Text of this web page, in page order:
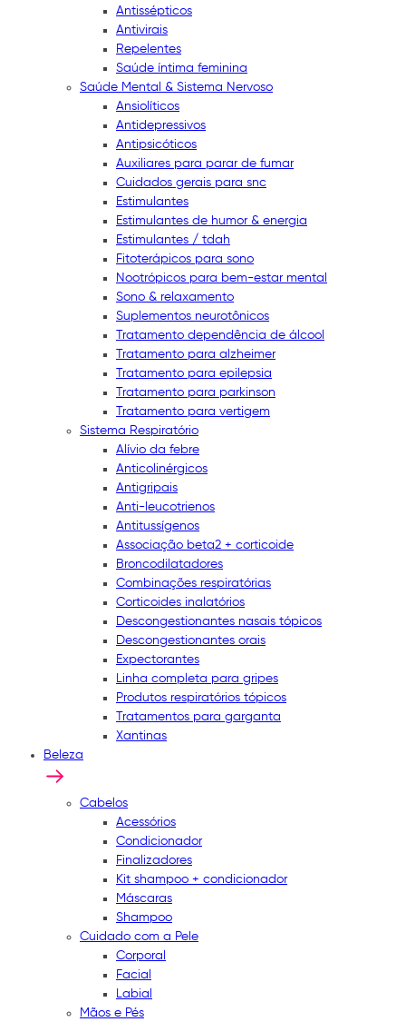
Antissépticos
Antivirais
Repelentes
Saúde íntima feminina
Saúde Mental & Sistema Nervoso
Ansiolíticos
Antidepressivos
Antipsicóticos
Auxiliares para parar de fumar
Cuidados gerais para snc
Estimulantes
Estimulantes de humor & energia
Estimulantes / tdah
Fitoterápicos para sono
Nootrópicos para bem-estar mental
Sono & relaxamento
Suplementos neurotônicos
Tratamento dependência de álcool
Tratamento para alzheimer
Tratamento para epilepsia
Tratamento para parkinson
Tratamento para vertigem
Sistema Respiratório
Alívio da febre
Anticolinérgicos
Antigripais
Anti-leucotrienos
Antitussígenos
Associação beta2 + corticoide
Broncodilatadores
Combinações respiratórias
Corticoides inalatórios
Descongestionantes nasais tópicos
Descongestionantes orais
Expectorantes
Linha completa para gripes
Produtos respiratórios tópicos
Tratamentos para garganta
Xantinas
Beleza
Cabelos
Acessórios
Condicionador
Finalizadores
Kit shampoo + condicionador
Máscaras
Shampoo
Cuidado com a Pele
Corporal
Facial
Labial
Mãos e Pés